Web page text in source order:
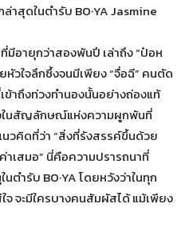
าสุดในตำรับ BO·YA Jasmine
มีอายุกว่าสองพันปี เล่าถึง “ป๋อห
วใจลึกซึ้งจนมีเพียง “จื่อฉี” คนตัด
าถึงท่วงทำนองนั้นอย่างถ่องแท้
ในสัญลักษณ์แห่งความผูกพันที่
วคิดที่ว่า “สิ่งที่รังสรรค์ขึ้นด้วย
เสมอ” นี่คือความปรารถนาที่
ตำรับ BO·YA โดยหวังว่าในทุก
จะมีใครบางคนสัมผัสได้ แม้เพียง